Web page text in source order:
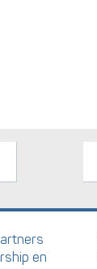
en